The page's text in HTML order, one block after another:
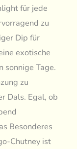
für jede
zu
Dip für
exotische
sonnige Tage.
zu
Dals. Egal, ob
Besonderes
Chutney ist